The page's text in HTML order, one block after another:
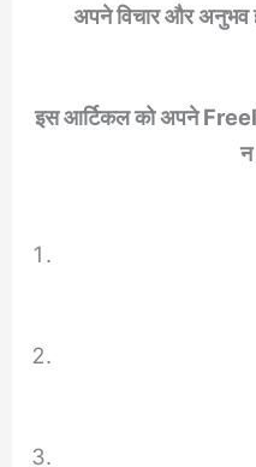
अपने विचार और अनुभव
इस आर्टिकल को अपने